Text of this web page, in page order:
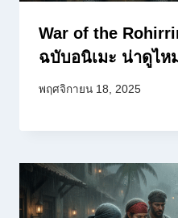
War of the
ฉบับอนิเมะ น่าดูไห
พฤศจิกายน 18, 2025